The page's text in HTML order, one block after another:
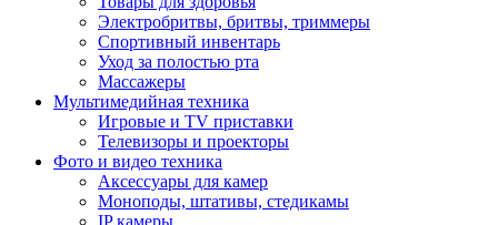
Электробритвы, бритвы, триммеры
Спортивный инвентарь
Уход за полостью рта
Массажеры
Мультимедийная техника
Игровые и TV приставки
Телевизоры и проекторы
Фото и видео техника
Аксессуары для камер
Моноподы, штативы, стедикамы
IP камеры